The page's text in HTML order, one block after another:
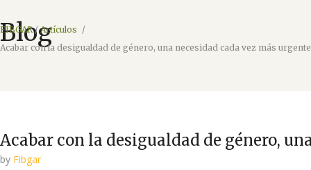
Blog
FIBGAR/Artículos /
Acabar con la desigualdad de género, una necesidad cada vez más urgente
Acabar con la desigualdad de género,
by Fibgar